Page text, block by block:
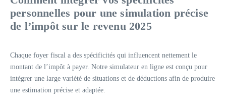
personnelles pour une simulation précise
de l’impôt sur le revenu 2025
Chaque foyer fiscal a des spécificités qui influencent nettement le
montant de l’impôt à payer. Notre simulateur en ligne est conçu pour
intégrer une large variété de situations et de déductions afin de produire
une estimation précise et adaptée.